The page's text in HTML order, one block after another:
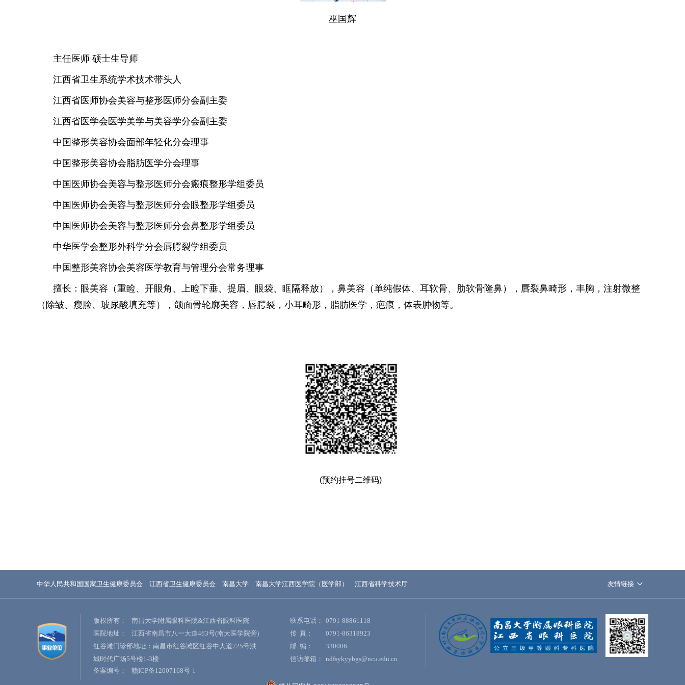
巫国辉
主任医师 硕士生导师
江西省卫生系统学术技术带头人
江西省医师协会美容与整形医师分会副主委
江西省医学会医学美学与美容学分会副主委
中国整形美容协会面部年轻化分会理事
中国整形美容协会脂肪医学分会理事
中国医师协会美容与整形医师分会瘢痕整形学组委员
中国医师协会美容与整形医师分会眼整形学组委员
中国医师协会美容与整形医师分会鼻整形学组委员
中华医学会整形外科学分会唇腭裂学组委员
中国整形美容协会美容医学教育与管理分会常务理事
擅长：眼美容（重睑、开眼角、上睑下垂、提眉、眼袋、眶隔释放），鼻美容（单纯假体、耳软骨、肋软骨隆鼻）， 唇裂鼻畸形，丰胸，注射微整
（除皱、瘦脸、玻尿酸填充等），颌面骨轮廓美容，唇腭裂，小耳畸形，脂肪医学，疤痕，体表肿物等。
(预约挂号二维码)
中华人民共和国国家卫生健康委员会 江西省卫生健康委员会 南昌大学 南昌大学江西医学院（医学部） 江西省科学技术厅 友情链接 
版权所有：
南昌大学附属眼科医院&江西省眼科医院
医院地址：
江西省南昌市八一大道463号(南大医学院旁)
红谷滩门诊部地址：南昌市红谷滩区红谷中大道725号洪
城时代广场5号楼1-3楼
备案编号：
赣ICP备12007168号-1
联系电话：
0791-88861118
传 真：
0791-86318923
邮 编：
330006
信访邮箱：
ndfsykyybgs@ncu.edu.cn